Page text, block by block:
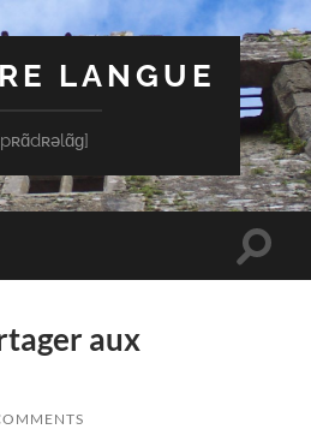
LANGUE
Toggle
aux